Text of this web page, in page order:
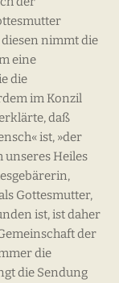
nimmt die
eine
die
im Konzil
daß
ist, »der
unseres Heiles
Gottesmutter,
ist, ist daher
der
die
die Sendung